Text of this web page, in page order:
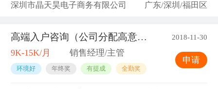
深圳市晶天昊电子商务有限公司 广东/深圳/福田区
高端入户咨询（公司分配高意向客户) 2018-11-30
9K-15K/月 销售经理/主管
环境好 年终奖 有提成 全勤奖
申请